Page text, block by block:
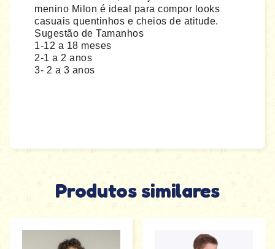
menino Milon é ideal para compor looks
casuais quentinhos e cheios de atitude.
Sugestão de Tamanhos
1-12 a 18 meses
2-1 a 2 anos
3- 2 a 3 anos
Produtos similares